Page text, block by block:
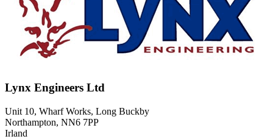
Lynx Engineers Ltd
Unit 10, Wharf Works, Long Buckby
Northampton, NN6 7PP
Irland